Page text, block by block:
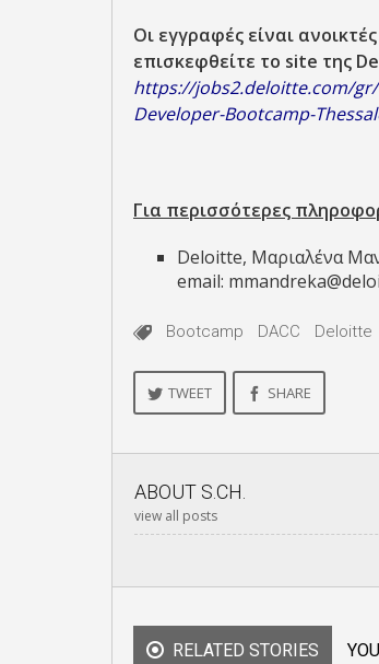
Οι εγγραφές είναι
επισκεφθείτε το site της
https://jobs2.deloitte.com/gr/
Developer-Bootcamp-
Για περισσότερες
Deloitte, Μαριαλένα
email:
Bootcamp DACC Deloitte
TWEET SHARE
ABOUT S.CH.
view all posts
RELATED STORIES